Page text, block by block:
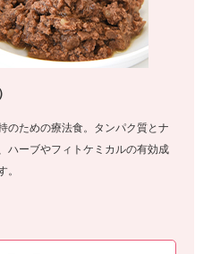
のための療法食。タンパク質とナ
ハーブやフィトケミカルの有効成
。